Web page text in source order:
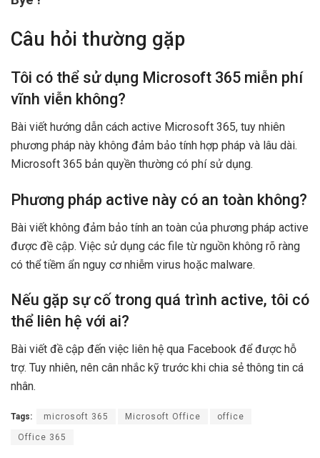
Câu hỏi thường gặp
Tôi có thể sử dụng Microsoft 365 miễn phí
vĩnh viễn không?
Bài viết hướng dẫn cách active Microsoft 365, tuy nhiên
phương pháp này không đảm bảo tính hợp pháp và lâu dài.
Microsoft 365 bản quyền thường có phí sử dụng.
Phương pháp active này có an toàn không?
Bài viết không đảm bảo tính an toàn của phương pháp active
được đề cập. Việc sử dụng các file từ nguồn không rõ ràng
có thể tiềm ẩn nguy cơ nhiễm virus hoặc malware.
Nếu gặp sự cố trong quá trình active, tôi có
thể liên hệ với ai?
Bài viết đề cập đến việc liên hệ qua Facebook để được hỗ
trợ. Tuy nhiên, nên cân nhắc kỹ trước khi chia sẻ thông tin cá
nhân.
Tags: microsoft 365 Microsoft Office office
Office 365